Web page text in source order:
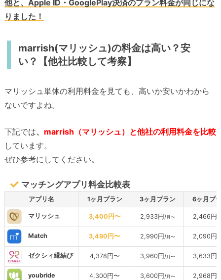
他と、Apple ID・GooglePlay決済のプラン料金が同じにな
りました！
marrish(マリッシュ)の料金は高い？安
い？【他社比較して考察】
マリッシュ単体の利用料金を見ても、高いか安いかわから
ないですよね。
下記では、 marrish（マリッシュ）と他社の利用料金を比較
しています。
ぜひ参考にしてください。
マッチングアプリ料金比較表
アプリ名 1ヶ月プラン 3ヶ月プラン 6ヶ月プ
マリッシュ 3,400円〜 2,933円/月〜 2,466円/
Match 3,490円〜 2,990円/月〜 2,090円/
ゼクシィ縁結び 4,378円〜 3,960円/月〜 3,633円/
youbride 4,300円〜 3,600円/月〜 2,968円/